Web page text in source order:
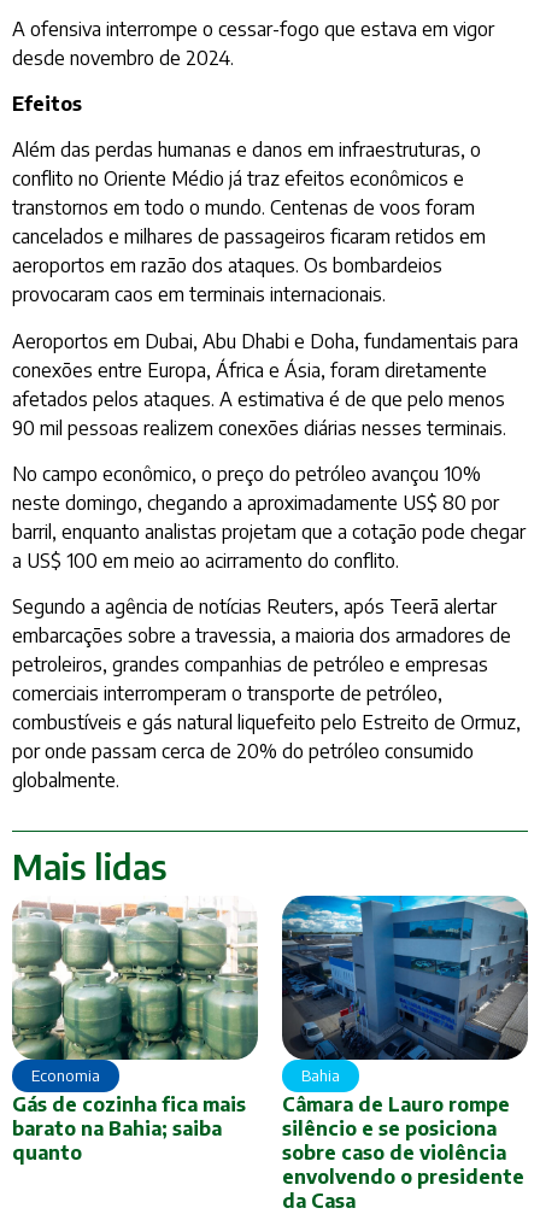
A ofensiva interrompe o cessar-fogo que estava em vigor
desde novembro de 2024.
Efeitos
Além das perdas humanas e danos em infraestruturas, o
conflito no Oriente Médio já traz efeitos econômicos e
transtornos em todo o mundo. Centenas de voos foram
cancelados e milhares de passageiros ficaram retidos em
aeroportos em razão dos ataques. Os bombardeios
provocaram caos em terminais internacionais.
Aeroportos em Dubai, Abu Dhabi e Doha, fundamentais para
conexões entre Europa, África e Ásia, foram diretamente
afetados pelos ataques. A estimativa é de que pelo menos
90 mil pessoas realizem conexões diárias nesses terminais.
No campo econômico, o preço do petróleo avançou 10%
neste domingo, chegando a aproximadamente US$ 80 por
barril, enquanto analistas projetam que a cotação pode chegar
a US$ 100 em meio ao acirramento do conflito.
Segundo a agência de notícias Reuters, após Teerã alertar
embarcações sobre a travessia, a maioria dos armadores de
petroleiros, grandes companhias de petróleo e empresas
comerciais interromperam o transporte de petróleo,
combustíveis e gás natural liquefeito pelo Estreito de Ormuz,
por onde passam cerca de 20% do petróleo consumido
globalmente.
Mais lidas
Economia
Gás de cozinha fica mais
barato na Bahia; saiba
quanto
Bahia
Câmara de Lauro rompe
silêncio e se posiciona
sobre caso de violência
envolvendo o presidente
da Casa